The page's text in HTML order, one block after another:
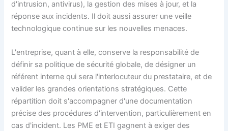
d'intrusion, antivirus), la gestion des mises à jour, et la
réponse aux incidents. Il doit aussi assurer une veille
technologique continue sur les nouvelles menaces.
L'entreprise, quant à elle, conserve la responsabilité de
définir sa politique de sécurité globale, de désigner un
référent interne qui sera l'interlocuteur du prestataire, et de
valider les grandes orientations stratégiques. Cette
répartition doit s'accompagner d'une documentation
précise des procédures d'intervention, particulièrement en
cas d'incident. Les PME et ETI gagnent à exiger des